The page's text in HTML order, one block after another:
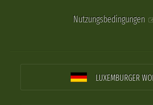
Nutzungsbedingungen
LUXEMBURGER